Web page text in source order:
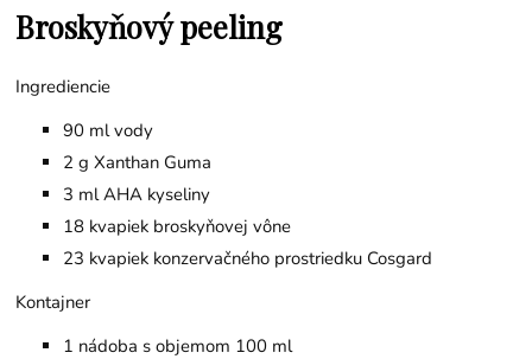
Broskyňový peeling
Ingrediencie
90 ml vody
2 g Xanthan Guma
3 ml AHA kyseliny
18 kvapiek broskyňovej vône
23 kvapiek konzervačného prostriedku Cosgard
Kontajner
1 nádoba s objemom 100 ml